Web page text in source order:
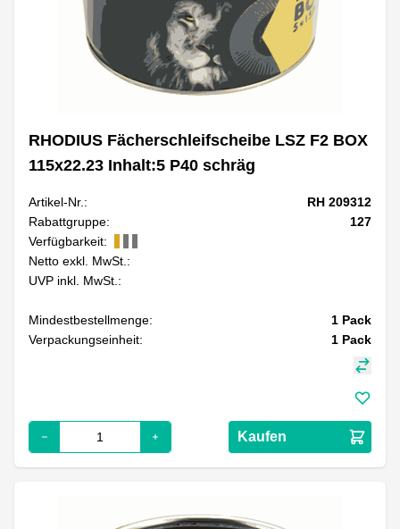
RHODIUS Fächerschleifscheibe LSZ F2 BOX
115x22.23 Inhalt:5 P40 schräg
Artikel-Nr.:
RH 209312
Rabattgruppe:
127
Verfügbarkeit:
Netto exkl. MwSt.:
UVP inkl. MwSt.:
Mindestbestellmenge: 1 Pack
Verpackungseinheit:
1 Pack
Kaufen